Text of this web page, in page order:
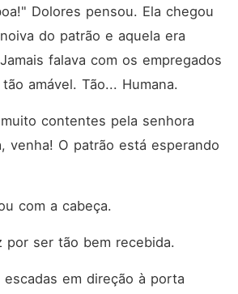
Dolores pensou. Ela chegou
do patrão e aquela era
falava com os empregados
amável. Tão... Humana.
contentes pela senhora
venha! O patrão está esperando
com a cabeça.
ser tão bem recebida.
escadas em direção à porta